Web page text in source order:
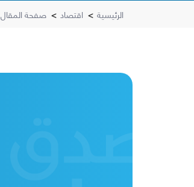
الرئيسية > اقتصاد > صفحة المقال